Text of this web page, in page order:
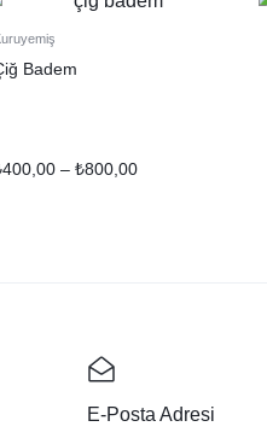
Badem
400,00 – ₺800,00
E-Posta Adresi